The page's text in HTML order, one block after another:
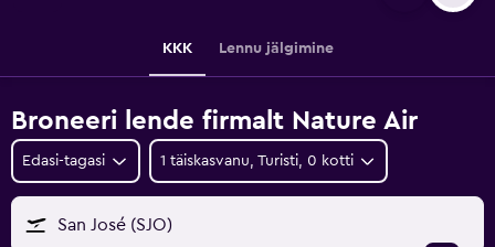
KKK Lennu jälgimine
Broneeri lende firmalt Nature Air
Edasi-tagasi 1 täiskasvanu, Turisti, 0 kotti
San José (SJO)